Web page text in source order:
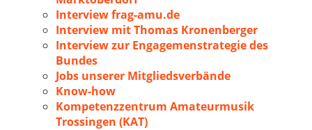
Interview frag-amu.de
Interview mit Thomas Kronenberger
Interview zur Engagemenstrategie des
Bundes
Jobs unserer Mitgliedsverbände
Know-how
Kompetenzzentrum Amateurmusik
Trossingen (KAT)